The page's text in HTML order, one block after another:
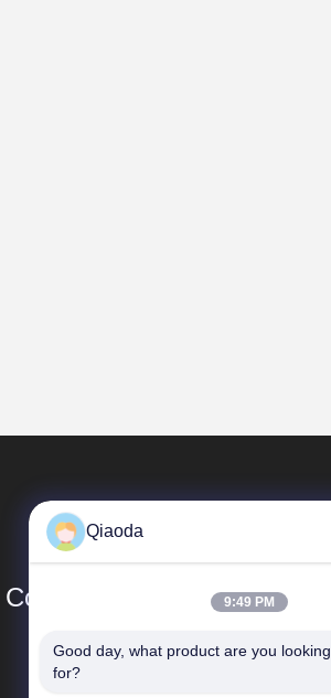
Ltd.
Liens Rapides
Qiaoda
9:49 PM
Good day, what product are you looking
for?